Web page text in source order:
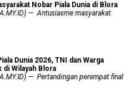
Nobar Piala Dunia di Blora
— Antusiasme masyarakat
Dunia 2026, TNI dan Warga
di Wilayah Blora
— Pertandingan perempat final